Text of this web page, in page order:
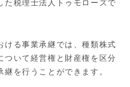
た税理士法人トゥモローズで
ける事業承継では、種類株式
ついて経営権と財産権を区分
継を行うことができます。